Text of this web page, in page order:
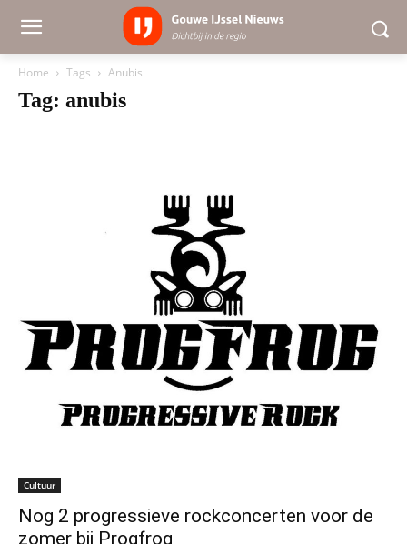
Home Tags Anubis
Tag: anubis
Cultuur
Nog 2 progressieve rockconcerten voor de
zomer bij Progfrog